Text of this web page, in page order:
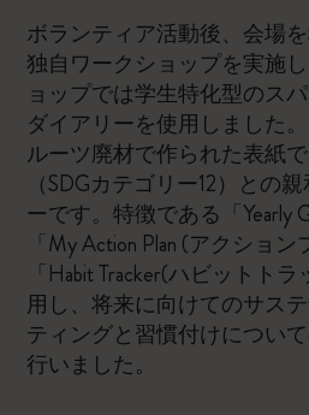
ボランティア活動後、会場
独自ワークショップを実施
ョップでは学生特化型のス
ダイアリーを使用しました
ルーツ廃材で作られた表紙
（SDGカテゴリー12）との
ーです。特徴である「Yearly
「My Action Plan (アクショ
「Habit Tracker(ハビットト
用し、将来に向けてのサス
ティングと習慣付けについ
行いました。